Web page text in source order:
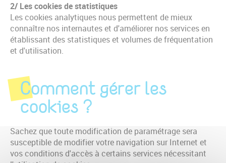
2/ Les cookies de statistiques
Les cookies analytiques nous permettent de mieux
connaître nos internautes et d'améliorer nos services en
établissant des statistiques et volumes de fréquentation
et d'utilisation.
Comment gérer les
cookies ?
Sachez que toute modification de paramétrage sera
susceptible de modifier votre navigation sur Internet et
vos conditions d'accès à certains services nécessitant